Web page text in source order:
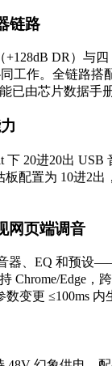
链路
+128dB DR）与四
工作。全链路搭
已由芯片数据手
下 20进20出 USB
配置为 10进2出
网页端调音
音器、EQ 和预设
Chrome/Edge，跨
变更 ≤100ms 内